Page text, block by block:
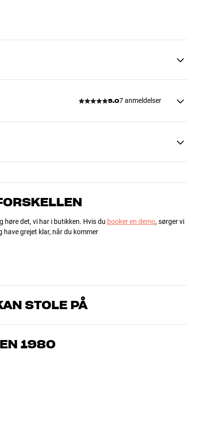
5.07 anmeldelser
høre det, vi har i butikken. Hvis du booker en demo, sørger vi
grejet klar, når du kommer
STOLE PÅ
kender produkterne og brænder for den gode lyd til både
1980